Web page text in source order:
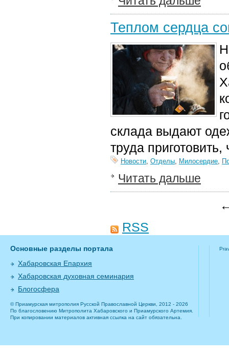
Теплом сердца
склада выдают
труда
Новости, Отделы, Милосердие,
Читать дальше
RSS
Основные разделы портала
Хабаровская Епархия
Хабаровская духовная семинария
Блогосфера
© Приамурская митрополия Русской Православной Церкви, 2012 - 2026
По благословению Митрополита Хабаровского и Приамурского Артемия.
При копировании материалов активная ссылка на сайт обязательна.